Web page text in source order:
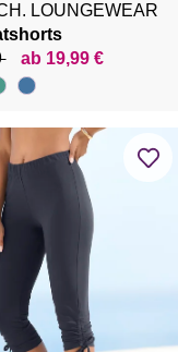
LOUNGEWEAR
ab 19,99 €